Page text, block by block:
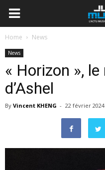
Home News
News
« Horizon »,
d’Ashel
By Vincent KHENG - 22 février 2024